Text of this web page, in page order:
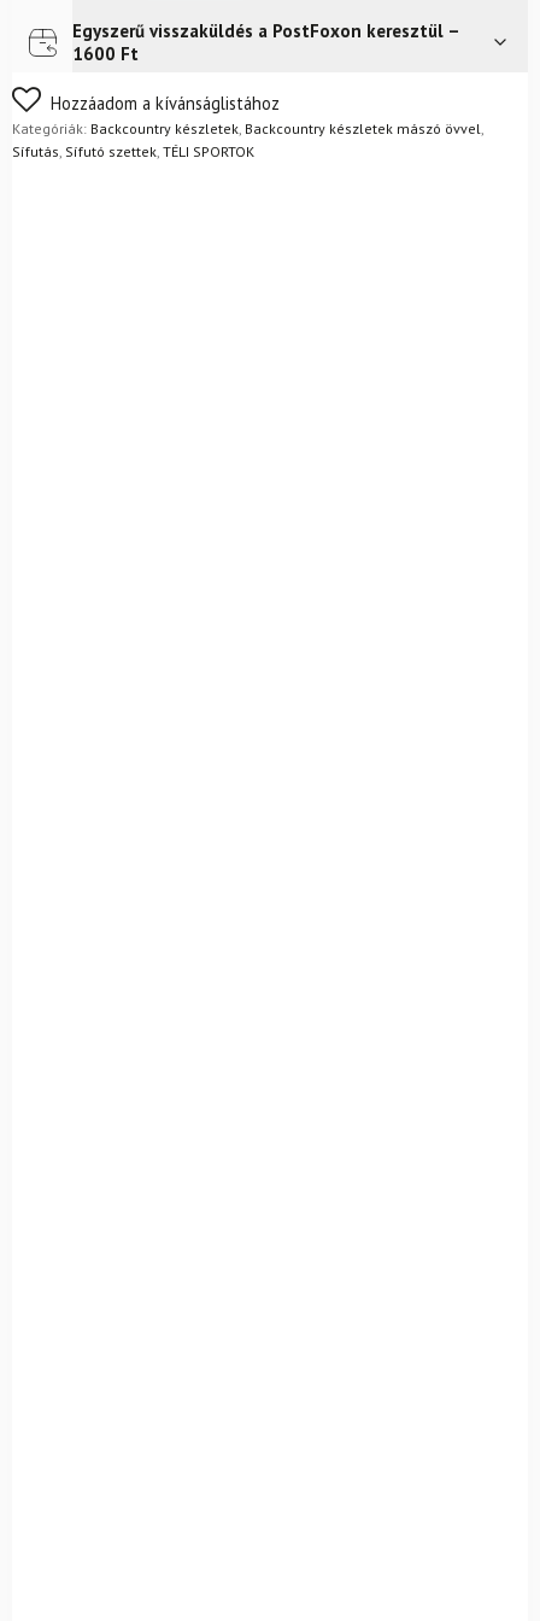
kötésekkel
Alpina
Discoverer
csizma
+
Futár a címreIngyenes
Egyszerű visszaküldés a PostFoxon keresztül –
1600 Ft
Nem biztos a választásában? Semmi gond – a terméket
egyszerűen visszaküldheti 14 napon belül, indoklás nélkül.
Mik a visszaküldés feltételei?
Hozzáadom a kívánságlistához
Kategóriák: Backcountry készletek, Backcountry készletek mászó övvel,
Sífutás, Sífutó szettek, TÉLI SPORTOK